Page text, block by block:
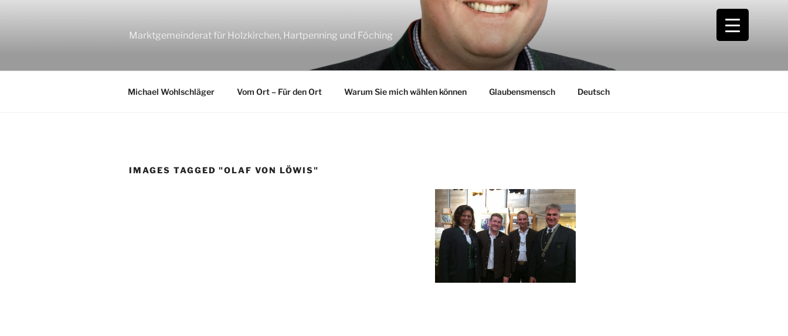
Marktgemeinderat für Holzkirchen, Hartpenning und Föching
Michael Wohlschläger Vom Ort – Für den Ort Warum Sie mich wählen können Glaubensmensch Deutsch
IMAGES TAGGED "OLAF VON LÖWIS"